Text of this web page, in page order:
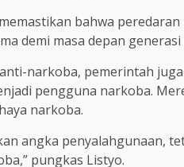
bahwa
demi masa depan generasi
narkoba, pemerintah
pengguna narkoba.
narkoba.
angka penyalahgunaan,
pungkas Listyo.